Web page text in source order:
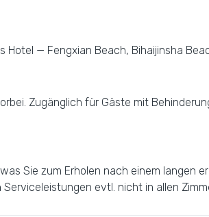
— Fengxian Beach, Bihaijinsha
Zugänglich für Gäste mit
Sie zum Erholen nach einem langen
evtl. nicht in allen